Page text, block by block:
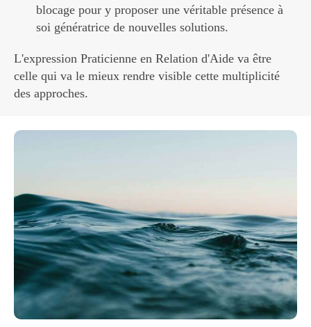
blocage pour y proposer une véritable présence à
soi génératrice de nouvelles solutions.
L'expression Praticienne en Relation d'Aide va être
celle qui va le mieux rendre visible cette multiplicité
des approches.